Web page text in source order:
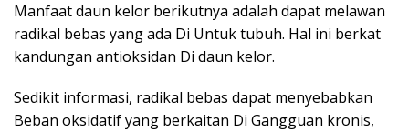
Manfaat daun kelor berikutnya adalah dapat melawan
radikal bebas yang ada Di Untuk tubuh. Hal ini berkat
kandungan antioksidan Di daun kelor.
Sedikit informasi, radikal bebas dapat menyebabkan
Beban oksidatif yang berkaitan Di Gangguan kronis,